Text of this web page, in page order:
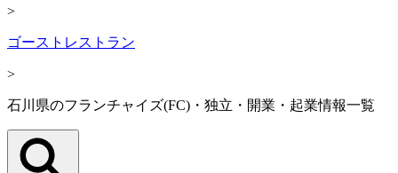
>
ゴーストレストラン
>
石川県のフランチャイズ(FC)・独立・開業・起業情報一覧